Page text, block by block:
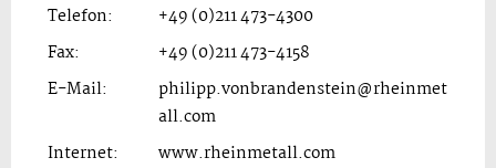
Telefon:
+49 (0)211 473-4300
Fax:
+49 (0)211 473-4158
E-Mail:
philipp.vonbrandenstein@rheinmet
all.com
Internet:
www.rheinmetall.com